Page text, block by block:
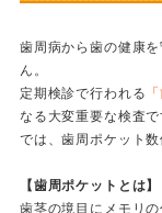
歯周病から歯の健康
ん。
定期検診で行われる
なる大変重要な検査で
では、歯周ポケット
【歯周ポケットとは】
歯茎の境目にメモリ